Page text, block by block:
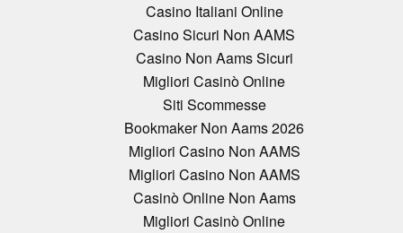
Casino Italiani Online
Casino Sicuri Non AAMS
Casino Non Aams Sicuri
Migliori Casinò Online
Siti Scommesse
Bookmaker Non Aams 2026
Migliori Casino Non AAMS
Migliori Casino Non AAMS
Casinò Online Non Aams
Migliori Casinò Online